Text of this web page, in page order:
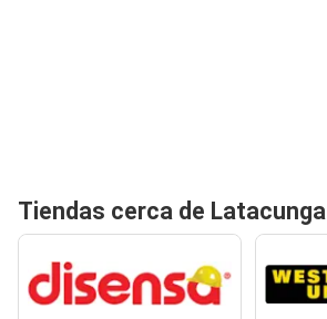
Tiendas cerca de Latacunga